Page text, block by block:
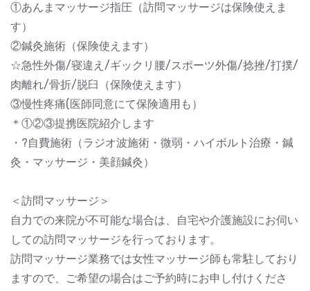
①あんまマッサージ指圧（訪問マッサージは保険使えま
す）
②鍼灸施術（保険使えます）
☆急性外傷/寝違え/ギックリ腰/スポーツ外傷/捻挫/打撲/
肉離れ/骨折/脱臼（保険使えます）
③慢性疼痛(医師同意にて保険適用も）
＊①②③提携医院紹介します
・?自費施術（ラジオ波施術・微弱・ハイボルト治療・鍼
灸・マッサージ・美顔鍼灸）
＜訪問マッサージ＞
自力での来院が不可能な場合は、自宅や介護施設にお伺い
しての訪問マッサージを行っております。
訪問マッサージ業務では女性マッサージ師も常駐しており
ますので、ご希望の場合はご予約時にお申し付けくださ